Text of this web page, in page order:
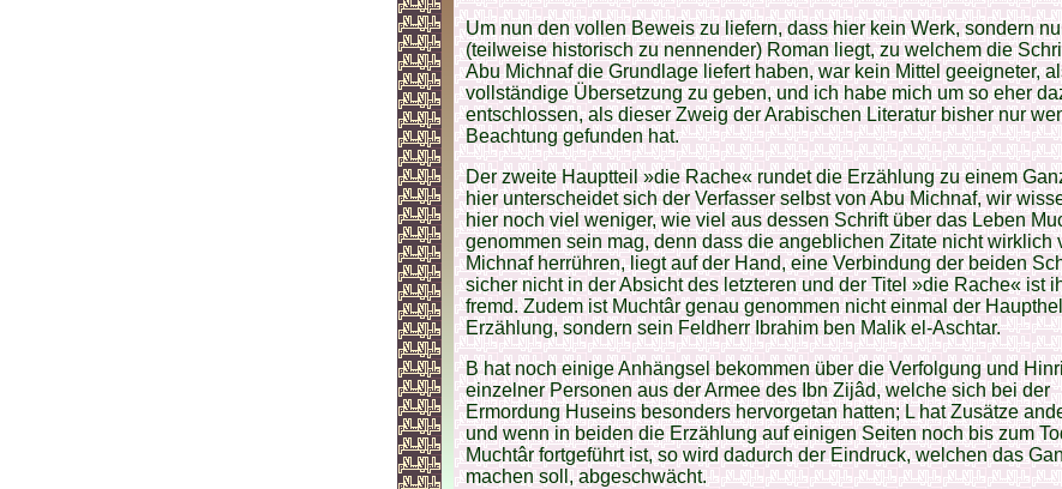
Um nun den vollen Beweis zu liefern, dass hier kein Werk, sondern
(teilweise historisch zu nennender) Roman liegt, zu welchem die
Abu Michnaf die Grundlage liefert haben, war kein Mittel geeigneter,
vollständige Übersetzung zu geben, und ich habe mich um so eher
entschlossen, als dieser Zweig der Arabischen Literatur bisher nur
Beachtung gefunden hat.
Der zweite Hauptteil »die Rache« rundet die Erzählung zu einem
hier unterscheidet sich der Verfasser selbst von Abu Michnaf, wir
hier noch viel weniger, wie viel aus dessen Schrift über das Leben
genommen sein mag, denn dass die angeblichen Zitate nicht wirklich
Michnaf herrühren, liegt auf der Hand, eine Verbindung der beiden
sicher nicht in der Absicht des letzteren und der Titel »die Rache« ist
fremd. Zudem ist Muchtâr genau genommen nicht einmal der
Erzählung, sondern sein Feldherr Ibrahim ben Malik el-Aschtar.
В hat noch einige Anhängsel bekommen über die Verfolgung und
einzelner Personen aus der Armee des Ibn Zijâd, welche sich bei der
Ermordung Huseins besonders hervorgetan hatten; L hat Zusätze
und wenn in beiden die Erzählung auf einigen Seiten noch bis zum
Muchtâr fortgeführt ist, so wird dadurch der Eindruck, welchen das
machen soll, abgeschwächt.